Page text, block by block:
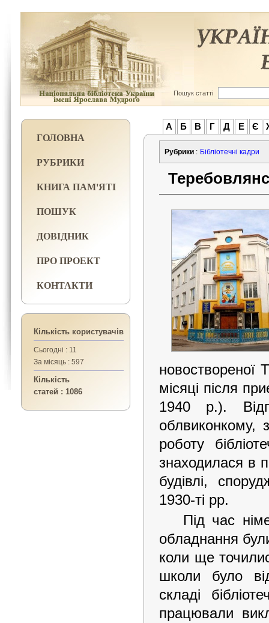
Пошук статті
ГОЛОВНА
РУБРИКИ
КНИГА ПАМ'ЯТІ
ПОШУК
ДОВІДНИК
ПРО ПРОЕКТ
КОНТАКТИ
Кількість користувачів
Сьогодні : 11
За місяць : 597
Кількість
статей : 1086
А Б В Г Д Е Є
Рубрики : Бібліотечні кадри
новоствореної
місяці після
1940 р.).
роботу
знаходилася в
будівлі,
1930-ті рр.
Під час
обладнання
коли ще
школи було
складі
працювали